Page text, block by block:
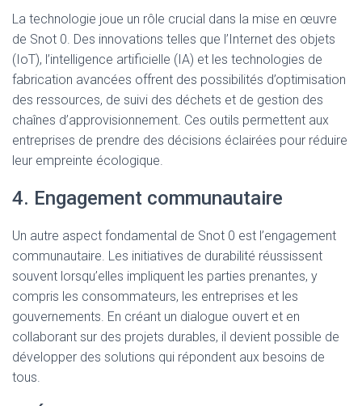
La technologie joue un rôle crucial dans la mise en œuvre
de Snot 0. Des innovations telles que l’Internet des objets
(IoT), l’intelligence artificielle (IA) et les technologies de
fabrication avancées offrent des possibilités d’optimisation
des ressources, de suivi des déchets et de gestion des
chaînes d’approvisionnement. Ces outils permettent aux
entreprises de prendre des décisions éclairées pour réduire
leur empreinte écologique.
4. Engagement communautaire
Un autre aspect fondamental de Snot 0 est l’engagement
communautaire. Les initiatives de durabilité réussissent
souvent lorsqu’elles impliquent les parties prenantes, y
compris les consommateurs, les entreprises et les
gouvernements. En créant un dialogue ouvert et en
collaborant sur des projets durables, il devient possible de
développer des solutions qui répondent aux besoins de
tous.